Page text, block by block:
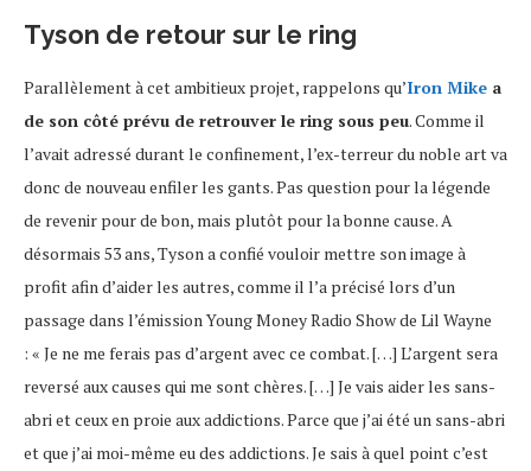
Tyson de retour sur le ring
Parallèlement à cet ambitieux projet, rappelons qu’Iron Mike a
de son côté prévu de retrouver le ring sous peu. Comme il
l’avait adressé durant le confinement, l’ex-terreur du noble art va
donc de nouveau enfiler les gants. Pas question pour la légende
de revenir pour de bon, mais plutôt pour la bonne cause. A
désormais 53 ans, Tyson a confié vouloir mettre son image à
profit afin d’aider les autres, comme il l’a précisé lors d’un
passage dans l’émission Young Money Radio Show de Lil Wayne
: « Je ne me ferais pas d’argent avec ce combat. […] L’argent sera
reversé aux causes qui me sont chères. […] Je vais aider les sans-
abri et ceux en proie aux addictions. Parce que j’ai été un sans-abri
et que j’ai moi-même eu des addictions. Je sais à quel point c’est